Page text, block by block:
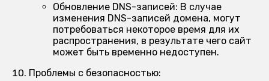
Обновление DNS-записей: В случае
изменения DNS-записей домена, могут
потребоваться некоторое время для их
распространения, в результате чего сайт
может быть временно недоступен.
Проблемы с безопасностью: